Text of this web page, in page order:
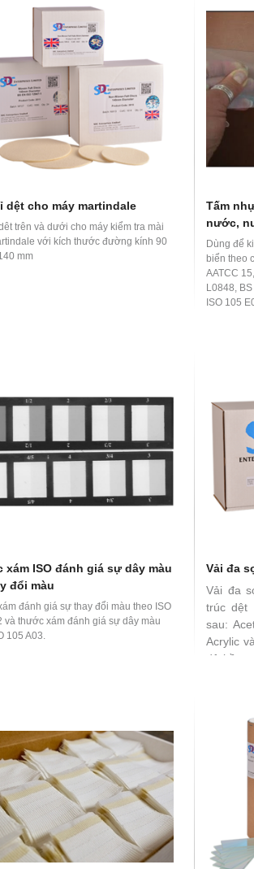
dệt cho máy martindale
trên và dưới cho máy kiểm tra mài
với kích thước đường kính 90
mm
Tấm
nước,
Dùng để
biển theo
AATCC
L0848,
ISO 105
xám ISO đánh giá sự dây màu
đổi màu
đánh giá sự thay đổi màu theo ISO
và thước xám đánh giá sự dây màu
105 A03.
Vải đa
Vải đa
trúc dệt
sau:
Acrylic
độ bền